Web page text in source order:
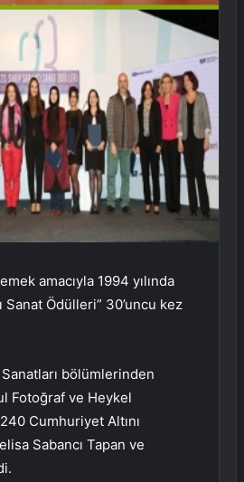
amacıyla 1994 yılında
Sanat Ödülleri” 30’uncu kez
bölümlerinden
Fotoğraf ve Heykel
Cumhuriyet Altını
Sabancı Tapan ve